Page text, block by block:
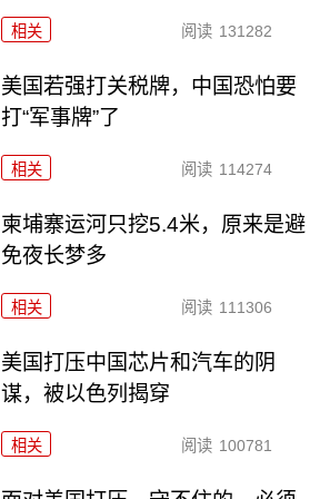
相关 阅读 131282
美国若强打关税牌，中国恐怕要
打“军事牌”了
相关 阅读 114274
柬埔寨运河只挖5.4米，原来是避
免夜长梦多
相关 阅读 111306
美国打压中国芯片和汽车的阴
谋，被以色列揭穿
相关 阅读 100781